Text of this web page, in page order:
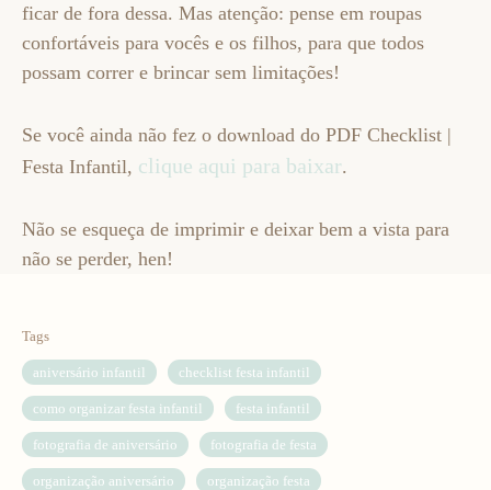
ficar de fora dessa. Mas atenção: pense em roupas
confortáveis para vocês e os filhos, para que todos
possam correr e brincar sem limitações!
Se você ainda não fez o download do PDF Checklist |
Festa Infantil, clique aqui para baixar.
Não se esqueça de imprimir e deixar bem a vista para
não se perder, hen!
Tags
aniversário infantil checklist festa infantil
como organizar festa infantil festa infantil
fotografia de aniversário fotografia de festa
organização aniversário organização festa